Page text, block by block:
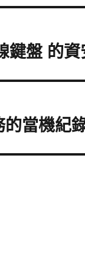
鍵盤 的資
當機紀